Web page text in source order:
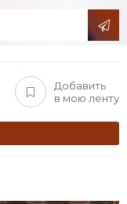
Добавить
в мою ленту